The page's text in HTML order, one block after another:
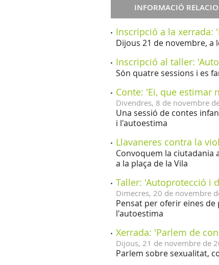
INFORMACIÓ
Inscripció a la xerrada:
Dijous 21 de novembre, a
Inscripció al taller:
Són quatre sessions i es
Conte: 'Ei, que estimar
Divendres, 8 de novembre
Una sessió de contes
i l'autoestima
Llavaneres contra la
Convoquem la ciutadania
a la plaça de la Vila
Taller: 'Autoprotecció i
Dimecres, 20 de novembre
Pensat per oferir eines
l'autoestima
Xerrada: 'Parlem de
Dijous, 21 de novembre de
Parlem sobre sexualitat,